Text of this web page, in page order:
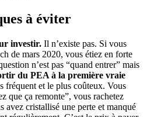
à éviter
investir. Il n’existe pas. Si vous
de mars 2020, vous étiez en forte
n’est pas “quand entrer” mais
du PEA à la première vraie
fréquent et le plus coûteux. Vous
que ça remonte”, vous rachetez
avez cristallisé une perte et manqué